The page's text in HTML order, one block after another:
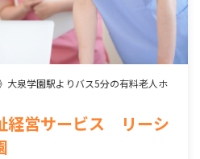
大泉学園駅よりバス5分の有料老人ホ
経営サービス リーシ